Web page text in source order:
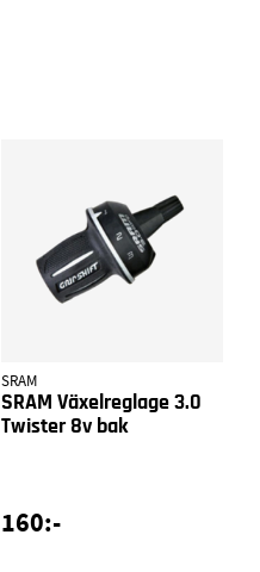
SRAM
SRAM Växelreglage 3.0
Twister 8v bak
160:-